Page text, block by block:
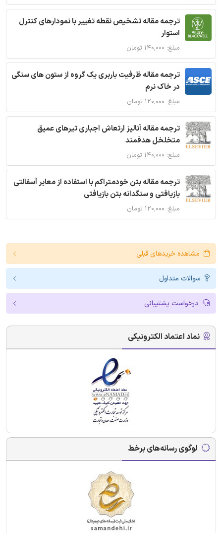
ترجمه مقاله تشخیص نقطه تغییر با نمودارهای کنترل
استوار
مبلغ: ۱۴۰,۰۰۰ تومان
ترجمه مقاله ظرفیت باربری یک گروه از ستون های سنگی
در خاک نرم
مبلغ: ۱۲۰,۰۰۰ تومان
ترجمه مقاله آنالیز ارتعاش اجباری تیرهای عمیق
متخلخل هدفمند
مبلغ: ۱۴۰,۰۰۰ تومان
ترجمه مقاله بتن خودمتراکم با استفاده از معابر آسفالتی
بازیافتی و سنگدانه بتن بازیافتی
مبلغ: ۱۲۰,۰۰۰ تومان
مشاهده خریدهای قبلی
سوالات متداول
درخواست پشتیبانی
نماد اعتماد الکترونیکی
لوگوی رسانه‌های برخط